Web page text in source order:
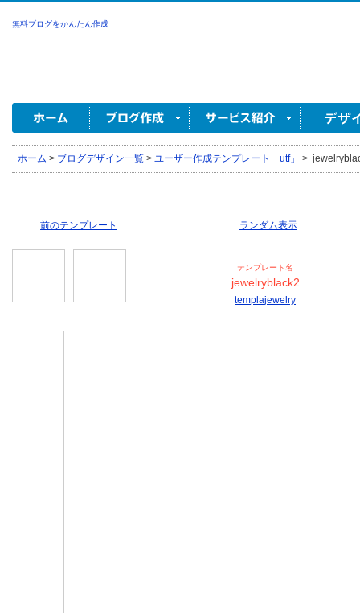
無料ブログをかんたん作成
ホーム > ブログデザイン一覧 > ユーザー作成テンプレート「utf」 >
前のテンプレート ランダム表示
テンプレート名
jewelryblack2
templajewelry